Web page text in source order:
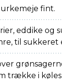
fint.
eddike og
til sukkeret
trække i